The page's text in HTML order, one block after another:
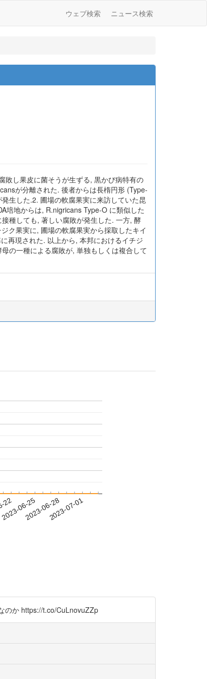
ウェブ検索 ニュース検索
敗し果皮に菌そうが生ずる, 黒かび病特有の
が分離された. 後者からは長楕円形 (Type-
生した.2. 圃場の軟腐果実に来訪していた昆
培地からは, R.nigricans Type-O に類似した
種しても, 著しい腐敗が発生した. 一方, 酵
ク果実に, 圃場の軟腐果実から採取したキイ
再現された. 以上から, 本邦におけるイチジ
の一種による腐敗が, 単独もしくは複合して
22
2023-06-252023-06-282023-07-01
のか https://t.co/CuLnovuZZp